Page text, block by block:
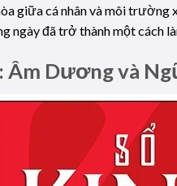
giữa cá nhân và môi trường
ngày đã trở thành một
Âm Dương và